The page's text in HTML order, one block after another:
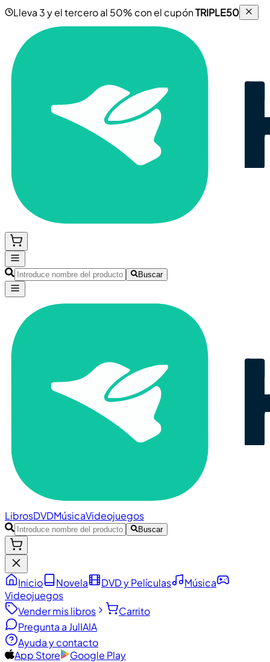
Lleva 3 y el tercero al 50% con el cupónTRIPLE50
Buscar
LibrosDVDMúsicaVideojuegos
Buscar
Inicio Novela DVD y Películas
Música
Videojuegos
Vender mis libros
Carrito
Pregunta a JulIAIA
Ayuda y contacto
App Store
Google Play